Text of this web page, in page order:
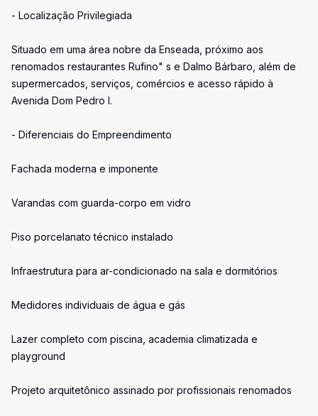
- Localização Privilegiada
Situado em uma área nobre da Enseada, próximo aos
renomados restaurantes Rufino" s e Dalmo Bárbaro, além de
supermercados, serviços, comércios e acesso rápido à
Avenida Dom Pedro I.
- Diferenciais do Empreendimento
Fachada moderna e imponente
Varandas com guarda-corpo em vidro
Piso porcelanato técnico instalado
Infraestrutura para ar-condicionado na sala e dormitórios
Medidores individuais de água e gás
Lazer completo com piscina, academia climatizada e
playground
Projeto arquitetônico assinado por profissionais renomados